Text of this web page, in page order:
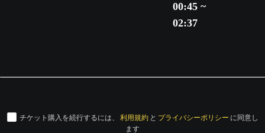
00:45 ~
02:37
チケット購入を続行するには、 利用規約 と プライバシーポリシー に同意し
ます